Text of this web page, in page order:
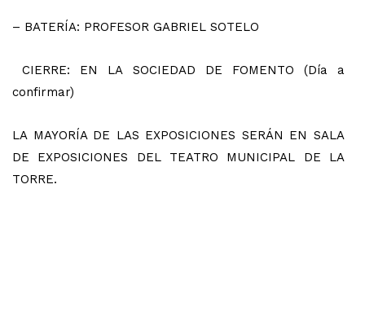
– BATERÍA: PROFESOR GABRIEL SOTELO
CIERRE: EN LA SOCIEDAD DE FOMENTO (Día a
confirmar)
LA MAYORÍA DE LAS EXPOSICIONES SERÁN EN SALA
DE EXPOSICIONES DEL TEATRO MUNICIPAL DE LA
TORRE.